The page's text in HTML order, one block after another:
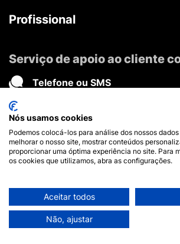
Profissional
Serviço de apoio ao cliente
Telefone ou SMS
Messenger
Mensagens instantâneas
Twitter
Junte-se à comunidade
Nós usamos cookies
Podemos colocá-los para análise dos nossos
melhorar o nosso site, mostrar conteúdos
proporcionar uma óptima experiência no site. Para
os cookies que utilizamos, abra as configurações.
Aceitar todos
Não, ajustar